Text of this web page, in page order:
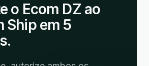
o Ecom DZ ao
Ship em 5